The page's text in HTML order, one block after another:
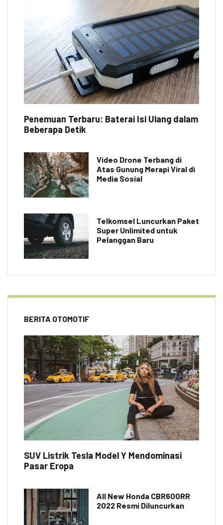
Penemuan Terbaru: Baterai Isi Ulang dalam
Beberapa Detik
Video Drone Terbang di
Atas Gunung Merapi Viral di
Media Sosial
Telkomsel Luncurkan Paket
Super Unlimited untuk
Pelanggan Baru
BERITA OTOMOTIF
SUV Listrik Tesla Model Y Mendominasi
Pasar Eropa
All New Honda CBR600RR
2022 Resmi Diluncurkan